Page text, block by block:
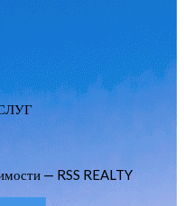
— RSS REALTY